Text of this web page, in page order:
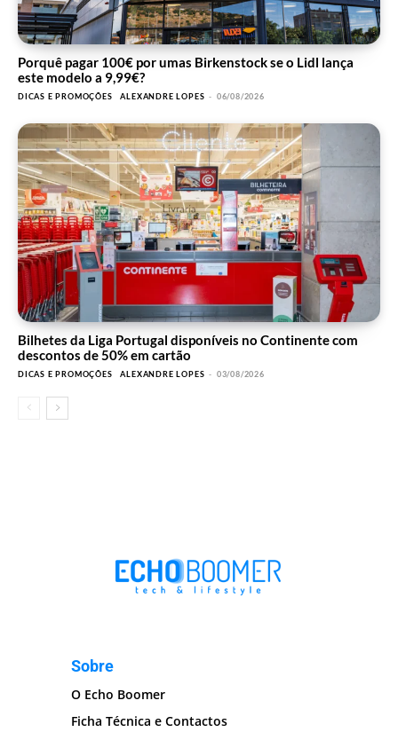
Porquê pagar 100€ por umas Birkenstock se o Lidl lança
este modelo a 9,99€?
DICAS E PROMOÇÕES ALEXANDRE LOPES - 06/08/2026
Bilhetes da Liga Portugal disponíveis no Continente com
descontos de 50% em cartão
DICAS E PROMOÇÕES ALEXANDRE LOPES - 03/08/2026
Sobre
O Echo Boomer
Ficha Técnica e Contactos